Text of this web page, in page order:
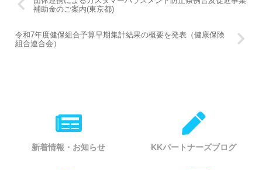
補助金のご案内(東京都)
令和7年度健保組合予算早期集計結果の概要を発表（健康保険
組合連合会）
新着情報・お知らせ KKパートナーズブログ